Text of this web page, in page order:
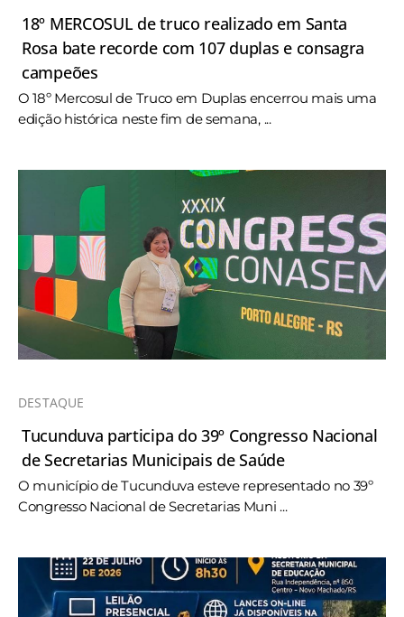
18º MERCOSUL de truco realizado em Santa
Rosa bate recorde com 107 duplas e consagra
campeões
O 18º Mercosul de Truco em Duplas encerrou mais uma
edição histórica neste fim de semana, ...
DESTAQUE
Tucunduva participa do 39º Congresso Nacional
de Secretarias Municipais de Saúde
O município de Tucunduva esteve representado no 39º
Congresso Nacional de Secretarias Muni ...